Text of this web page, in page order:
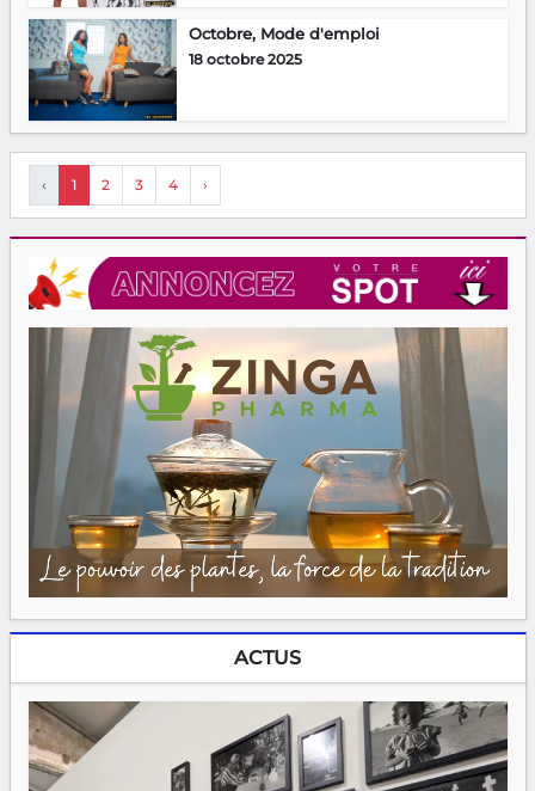
Octobre, Mode d'emploi
18 octobre 2025
‹ 1 2 3 4 ›
ACTUS